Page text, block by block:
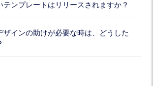
テンプレートはリリースされますか？
ザインの助けが必要な時は、どうした